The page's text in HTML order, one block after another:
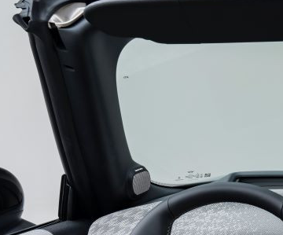
кузов универсал среднего
размера. 2.Надежность. Хочется
быть уверенным, что она меня
везде довезет и …
Дмитрий
У китайских колымаг нет никакой
репутации, это просто дешевые
подделки под авто из
цивилизованных стран. Кроме
того в китайском автопроме
сильнейший спад производства
(более 20% по итогам года)и
почти все китайские
производители работают …
Дмитрий